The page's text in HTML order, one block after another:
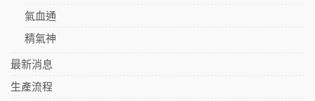
氣血通
精氣神
最新消息
生產流程